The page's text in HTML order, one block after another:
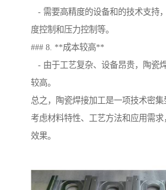
- 需要高精度的设备和的技术支持
度控制和压力控制等。
### 8. **成本较高**
- 由于工艺复杂、设备昂贵，陶瓷
较高。
总之，陶瓷焊接加工是一项技术密
考虑材料特性、工艺方法和应用需
效果。